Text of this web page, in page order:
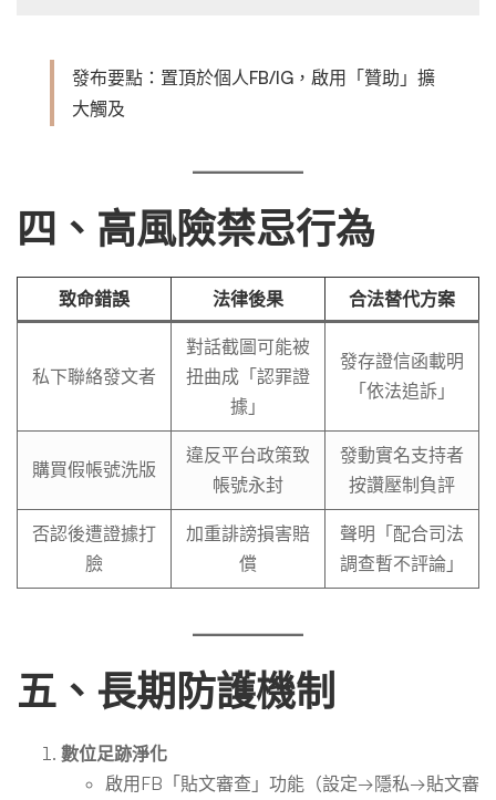
發布要點：置頂於個人FB/IG，啟用「贊助」擴
大觸及
四、高風險禁忌行為
致命錯誤 法律後果 合法替代方案
私下聯絡發文者
對話截圖可能被
扭曲成「認罪證
據」
發存證信函載明
「依法追訴」
購買假帳號洗版
違反平台政策致
帳號永封
發動實名支持者
按讚壓制負評
否認後遭證據打
臉
加重誹謗損害賠
償
聲明「配合司法
調查暫不評論」
五、長期防護機制
數位足跡淨化
啟用FB「貼文審查」功能（設定→隱私→貼文審